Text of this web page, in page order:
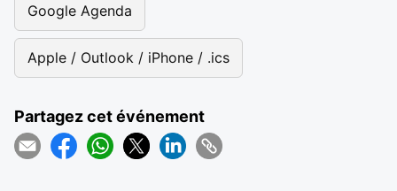
Google Agenda
Apple / Outlook / iPhone / .ics
Partagez cet événement